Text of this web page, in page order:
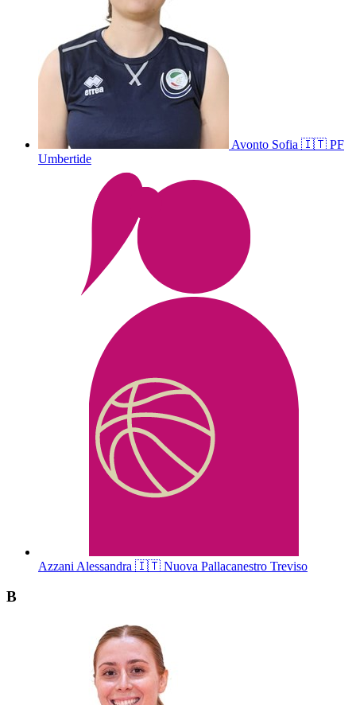
Avonto Sofia 🇮🇹 PF
Umbertide
AzzaniAlessandra 🇮🇹 Nuova Pallacanestro Treviso
B